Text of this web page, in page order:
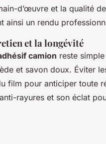
d’œuvre et la qualité
ainsi un rendu
et la longévité
camion reste
et savon doux. Éviter
film pour anticiper toute
rayures et son éclat